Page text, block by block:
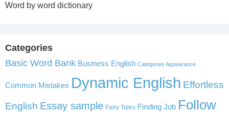
Word by word dictionary
Categories
Basic Word Bank Business English Categories Appearance
Common Mistakes Dynamic English Effortless
English Essay sample Fairy Tales Finding Job Follow